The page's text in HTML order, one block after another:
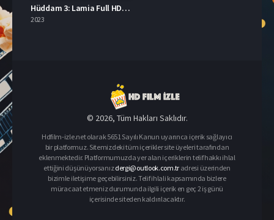
Hüddam 3: Lamia Full HD İzle
2023
© 2026, Tüm Hakları Saklıdır.
Hdfilm-izle.net olarak 5651 Sayılı Kanun uyarınca içerik sağlayıcı
bir platformuz. Sitemizdeki tüm içerikler site üyeleri tarafından
eklenmektedir. Platformumuzda yer alan içeriklerin telif hakkı ihlal
ettiğini düşünüyorsanızdergi@outlook.com.tr adresi üzerinden
bizimle iletişime geçebilirsiniz. Telif ihlali kapsamında bizlere
müracaat etmeniz durumunda ilgili içerik en geç 2 iş günü
içerisinde siteden kaldırılacaktır.